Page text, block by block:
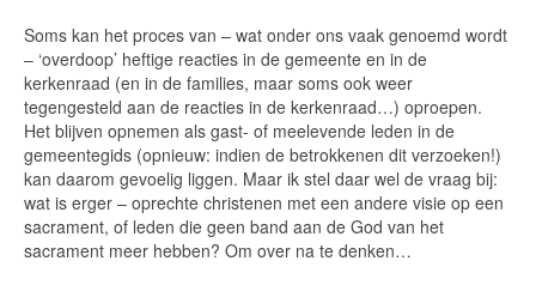
Soms kan het proces van – wat onder ons vaak genoemd wordt
– ‘overdoop’ heftige reacties in de gemeente en in de
kerkenraad (en in de families, maar soms ook weer
tegengesteld aan de reacties in de kerkenraad…) oproepen.
Het blijven opnemen als gast- of meelevende leden in de
gemeentegids (opnieuw: indien de betrokkenen dit verzoeken!)
kan daarom gevoelig liggen. Maar ik stel daar wel de vraag bij:
wat is erger – oprechte christenen met een andere visie op een
sacrament, of leden die geen band aan de God van het
sacrament meer hebben? Om over na te denken…